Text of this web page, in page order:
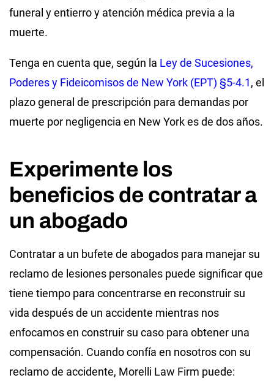
funeral y entierro y atención médica previa a la
muerte.
Tenga en cuenta que, según la Ley de Sucesiones,
Poderes y Fideicomisos de New York (EPT) §5-4.1, el
plazo general de prescripción para demandas por
muerte por negligencia en New York es de dos años.
Experimente los
beneficios de contratar a
un abogado
Contratar a un bufete de abogados para manejar su
reclamo de lesiones personales puede significar que
tiene tiempo para concentrarse en reconstruir su
vida después de un accidente mientras nos
enfocamos en construir su caso para obtener una
compensación. Cuando confía en nosotros con su
reclamo de accidente, Morelli Law Firm puede: